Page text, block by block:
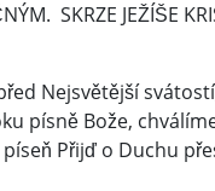
SKRZE JEŽÍŠE
Nejsvětější
písně Bože,
Přijď o Duchu